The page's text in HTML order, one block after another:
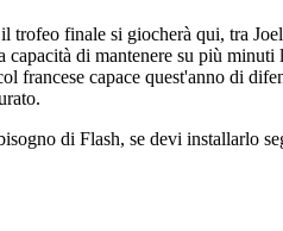
trofeo finale si giocherà qui, tra
capacità di mantenere su più
francese capace quest'anno di
di Flash, se devi installarlo